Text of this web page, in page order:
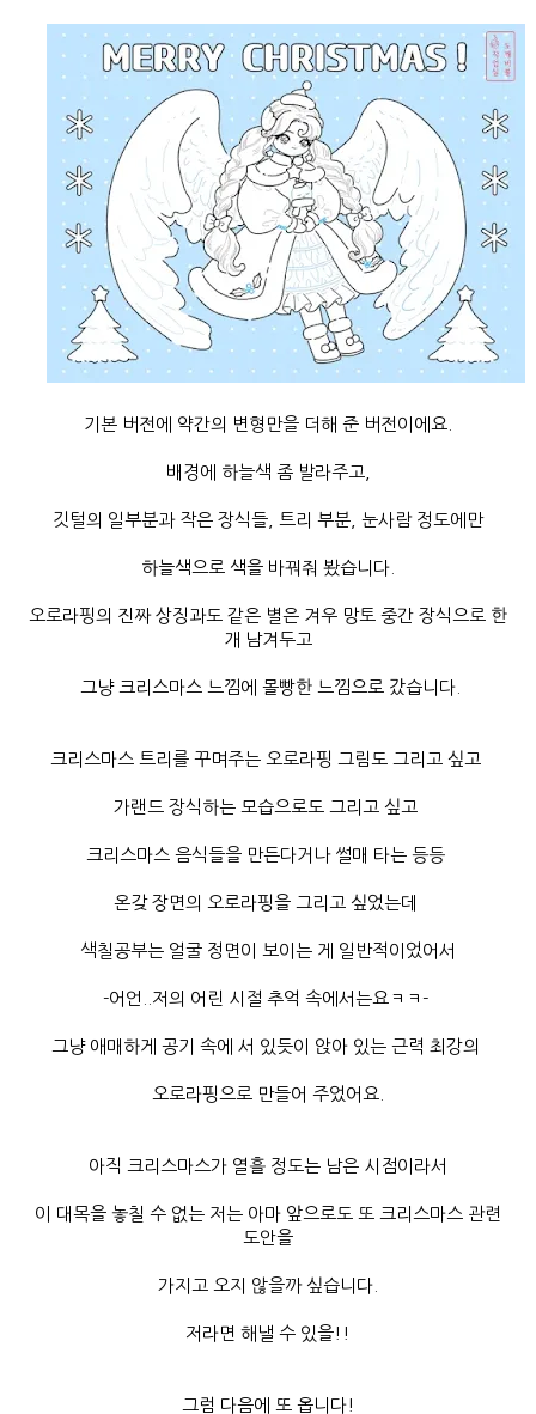
기본 버전에 약간의 변형만을 더해 준 버전이에요.
배경에 하늘색 좀 발라주고,
깃털의 일부분과 작은 장식들, 트리 부분, 눈사람 정도에만
하늘색으로 색을 바꿔줘 봤습니다.
오로라핑의 진짜 상징과도 같은 별은 겨우 망토 중간 장식으로 한
개 남겨두고
그냥 크리스마스 느낌에 몰빵한 느낌으로 갔습니다.
크리스마스 트리를 꾸며주는 오로라핑 그림도 그리고 싶고
가랜드 장식하는 모습으로도 그리고 싶고
크리스마스 음식들을 만든다거나 썰매 타는 등등
온갖 장면의 오로라핑을 그리고 싶었는데
색칠공부는 얼굴 정면이 보이는 게 일반적이었어서
-어언..저의 어린 시절 추억 속에서는요ㅋㅋ-
그냥 애매하게 공기 속에 서 있듯이 앉아 있는 근력 최강의
오로라핑으로 만들어 주었어요.
아직 크리스마스가 열흘 정도는 남은 시점이라서
이 대목을 놓칠 수 없는 저는 아마 앞으로도 또 크리스마스 관련
도안을
가지고 오지 않을까 싶습니다.
저라면 해낼 수 있을!!
그럼 다음에 또 옵니다!